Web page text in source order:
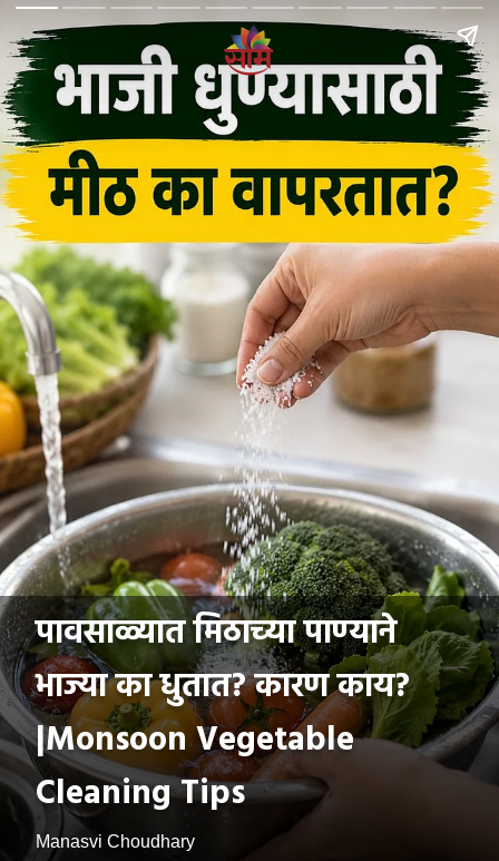
पावसाळ्यात मिठाच्या पाण्याने
भाज्या का धुतात? कारण काय?
|Monsoon Vegetable
Cleaning Tips
Manasvi Choudhary